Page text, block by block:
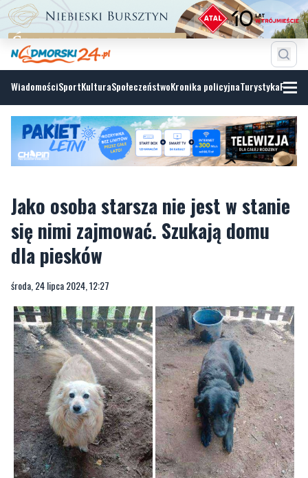
WiadomościSportKulturaSpołeczeństwoKronika policyjnaTurystyka
Jako osoba starsza nie jest w stanie
dla piesków
środa, 24 lipca 2024, 12:27
FOT. GNIEWINO24.INFO